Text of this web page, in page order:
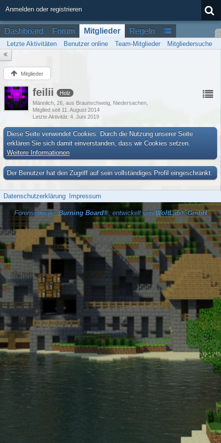
Anmelden oder registrieren
Dashboard Forum Mitglieder Regeln
Letzte Aktivitäten Benutzer online Team-Mitglieder Mitgliedersuche
Mitglieder
feilii
Holz
Männlich 26 aus Braunschweig, Niedersachen
Mitglied seit 11. August 2014
Letzte Aktivität 4. Juni 2019
Diese Seite verwendet Cookies. Durch die Nutzung unserer Seite
erklären Sie sich damit einverstanden, dass wir Cookies setzen.
Weitere Informationen
Der Benutzer hat den Zugriff auf sein vollständiges Profil eingeschränkt.
Datenschutzerklärung Impressum
Forensoftware: Burning Board®, entwickelt von WoltLab® GmbH